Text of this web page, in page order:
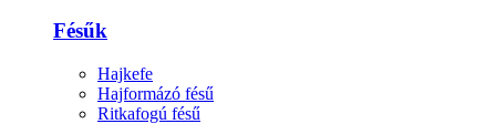
Fésűk
Hajkefe
Hajformázó fésű
Ritkafogú fésű